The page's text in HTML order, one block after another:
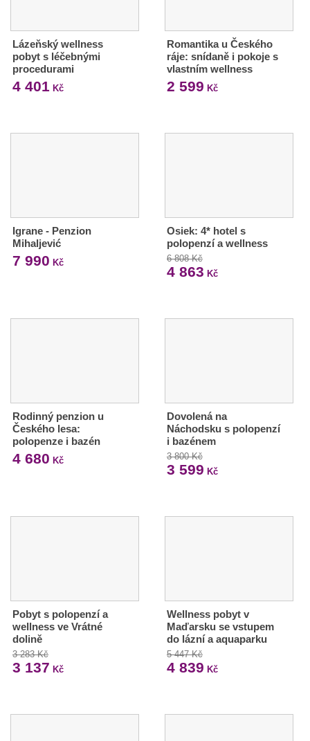
Lázeňský wellness
pobyt s léčebnými
procedurami
4 401 Kč
Romantika u Českého
ráje: snídaně i pokoje s
vlastním wellness
2 599 Kč
Igrane - Penzion
Mihaljević
7 990 Kč
Osiek: 4* hotel s
polopenzí a wellness
6 808 Kč
4 863 Kč
Rodinný penzion u
Českého lesa:
polopenze i bazén
4 680 Kč
Dovolená na
Náchodsku s polopenzí
i bazénem
3 800 Kč
3 599 Kč
Pobyt s polopenzí a
wellness ve Vrátné
dolině
3 283 Kč
3 137 Kč
Wellness pobyt v
Maďarsku se vstupem
do lázní a aquaparku
5 447 Kč
4 839 Kč